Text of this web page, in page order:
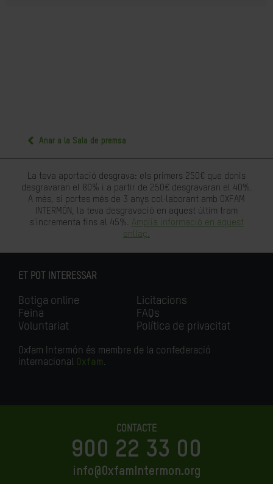
Anar a la Sala de premsa
La teva aportació desgrava: els primers 250€ que donis
desgravaran el 80% i a partir de 250€ desgravaran el 40%.
A més, si portes més de 3 anys col·laborant amb OXFAM
INTERMÓN, la teva desgravació en aquest últim tram
s'incrementa fins al 45%. Amplia informació en aquest
enllaç.
ET POT INTERESSAR
Botiga online
Feina
Voluntariat
Licitacions
FAQs
Política de privacitat
Oxfam Intermón és membre de la confederació
internacional Oxfam.
CONTACTE
900 22 33 00
info@OxfamIntermon.org